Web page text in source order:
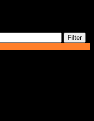
Filter